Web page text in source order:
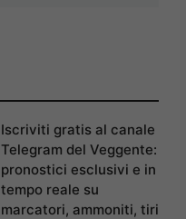
Iscriviti gratis al canale
Telegram del Veggente:
pronostici esclusivi e in
tempo reale su
marcatori, ammoniti, tiri